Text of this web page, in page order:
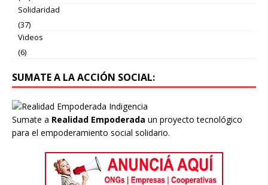
Solidaridad
(37)
Videos
(6)
SUMATE A LA ACCIÓN SOCIAL:
Sumate a Realidad Empoderada un proyecto tecnológico
para el empoderamiento social solidario.